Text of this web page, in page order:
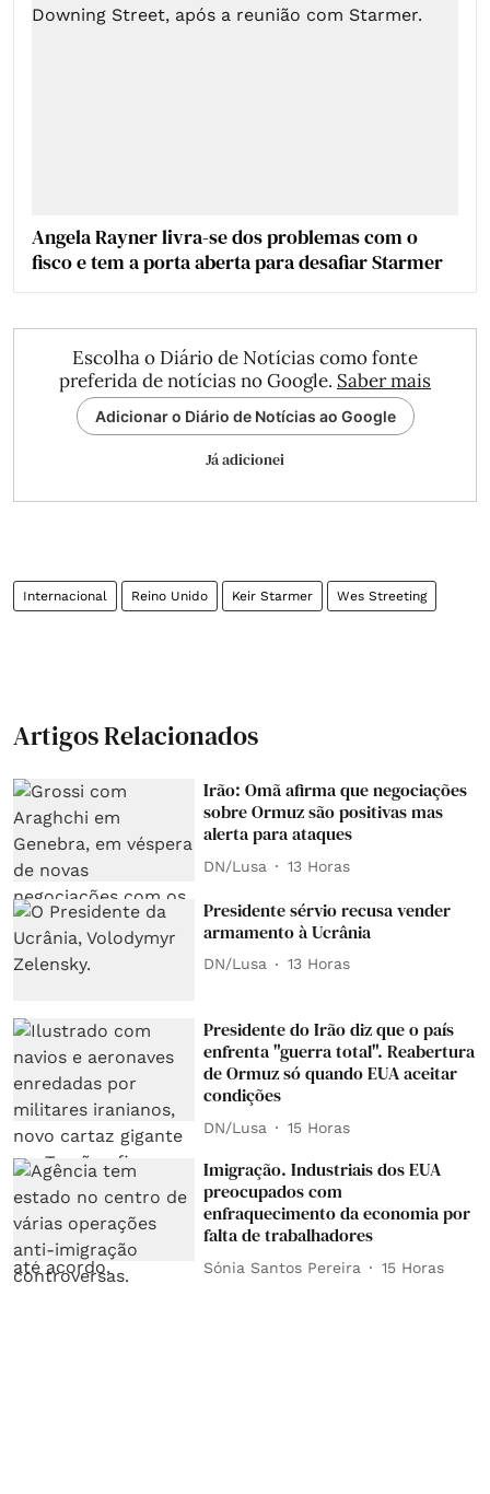
Angela Rayner livra-se dos problemas com o
fisco e tem a porta aberta para desafiar Starmer
Escolha o Diário de Notícias como fonte
preferida de notícias no Google. Saber mais
Adicionar o Diário de Notícias ao Google
Já adicionei
Internacional Reino Unido Keir Starmer Wes Streeting
Artigos Relacionados
Irão: Omã afirma que negociações
sobre Ormuz são positivas mas
alerta para ataques
DN/Lusa 13 Horas
Presidente sérvio recusa vender
armamento à Ucrânia
DN/Lusa 13 Horas
Presidente do Irão diz que o país
enfrenta "guerra total". Reabertura
de Ormuz só quando EUA aceitar
condições
DN/Lusa 15 Horas
Imigração. Industriais dos EUA
preocupados com
enfraquecimento da economia por
falta de trabalhadores
Sónia Santos Pereira 15 Horas